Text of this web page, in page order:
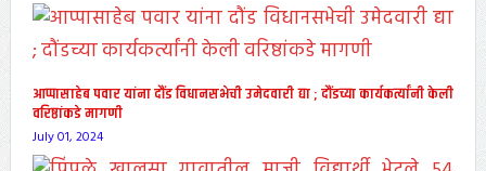
आप्पासाहेब पवार यांना दौंड विधानसभेची उमेदवारी द्या ; दौंडच्या कार्यकर्त्यांनी केली
वरिष्ठांकडे मागणी
July 01, 2024